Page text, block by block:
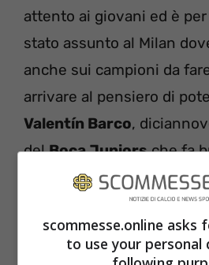
attento ai giovani ed è
stato assunto al Milan
anche sui campioni da
arrivare al pensiero di
Valentín Barco,
delBoca Juniorsche fa
occhi degli osservatori
scommesse.online asks
to use your